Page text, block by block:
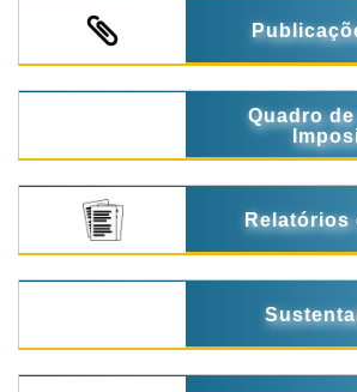
Quadro
Relatórios